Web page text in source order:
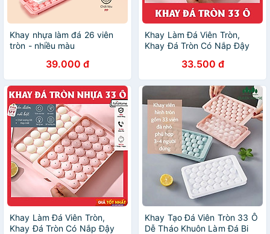
Khay nhựa làm đá 26 viên
tròn - nhiều màu
39.000 đ
Khay Làm Đá Viên Tròn,
Khay Đá Tròn Có Nắp Đậy
Làm Thạch 33 Ô
33.500 đ
Khay Làm Đá Viên Tròn,
Khay Đá Tròn Có Nắp Đậy
Khay Tạo Đá Viên Tròn 33 Ô
Dễ Tháo Khuôn Làm Đá Bi